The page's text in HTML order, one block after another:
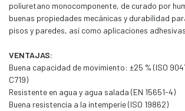
poliuretano monocomponente, de curado por
buenas propiedades mecánicas y durabilidad
pisos y paredes, así como aplicaciones
VENTAJAS:
Buena capacidad de movimiento: ±25 % (ISO
C719)
Resistente en agua y agua salada (EN 15651-4)
Buena resistencia a la intemperie (ISO 19862)